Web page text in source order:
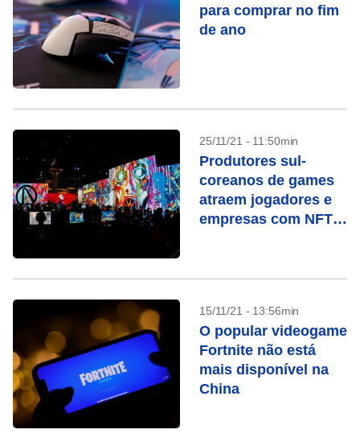
para comprar no fim
de ano
25/11/21 - 11:50min
Produtores sul-
coreanos de games
atraem jogadores e
empresas com NFTs
15/11/21 - 13:56min
O popular videogame
Fortnite não está
mais disponível na
China